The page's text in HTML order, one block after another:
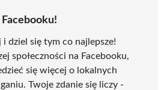
Facebooku!
dziel się tym co najlepsze!
społeczności na Facebooku,
się więcej o lokalnych
Twoje zdanie się liczy -